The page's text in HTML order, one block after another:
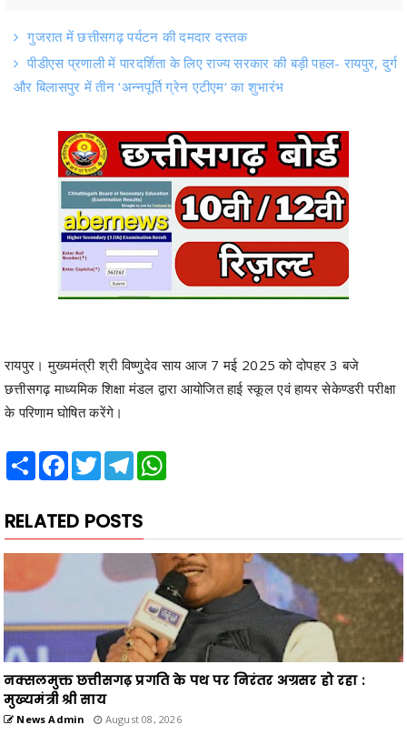
गुजरात में छत्तीसगढ़ पर्यटन की दमदार दस्तक
पीडीएस प्रणाली में पारदर्शिता के लिए राज्य सरकार की बड़ी पहल- रायपुर, दुर्ग
और बिलासपुर में तीन ‘अन्नपूर्ति ग्रेन एटीएम‘ का शुभारंभ
रायपुर। मुख्यमंत्री श्री विष्णुदेव साय आज 7 मई 2025 को दोपहर 3 बजे
छत्तीसगढ़ माध्यमिक शिक्षा मंडल द्वारा आयोजित हाई स्कूल एवं हायर सेकेण्डरी परीक्षा
के परिणाम घोषित करेंगे।
Share Facebook
TwitterTelegram
RELATED POSTS
नक्सलमुक्त छत्तीसगढ़ प्रगति के पथ पर निरंतर अग्रसर हो रहा :
मुख्यमंत्री श्री साय
News Admin August 08, 2026